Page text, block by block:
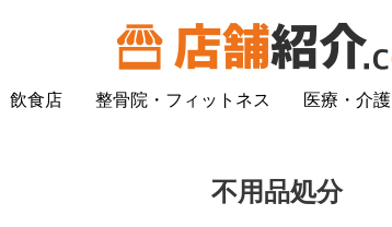
飲食店 整骨院・フィットネス 医療・介護
不用品処分